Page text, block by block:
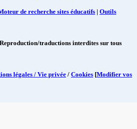
de recherche sites éducatifs | Outils
traductions interdites sur tous
légales / Vie privée / Cookies [Modifier vos